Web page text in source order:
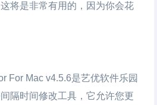
将是非常有用的，因为你会花
For Mac v4.5.6是艺优软件乐园
隔时间修改工具，它允许您更